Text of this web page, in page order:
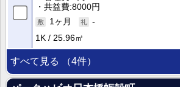
共益費 8000円
1ヶ月
-
1K
25.96㎡
すべて見る （4件）